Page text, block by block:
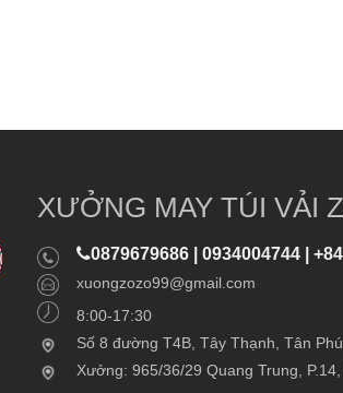
XƯỞNG MAY TÚI VẢI
0879679686 | 0934004744 |
xuongzozo99@gmail.com
8:00-17:30
Số 8 đường T4B, Tây Thạnh, Tân
Xưởng: 965/36/29 Quang Trung,